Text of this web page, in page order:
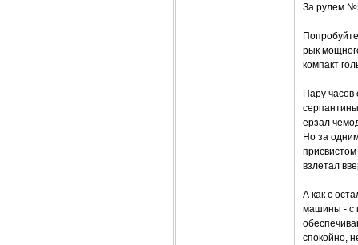
За рулем
рык
компакт
Пару часов
ерзал
Но за
взлетал
А как с
машины - с
спокойно,